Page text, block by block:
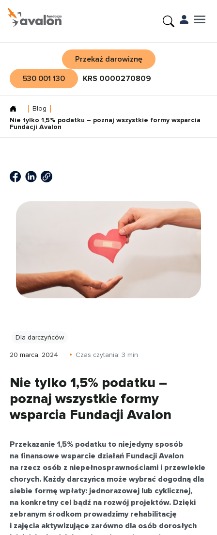
Przekaż darowiznę
530 001 130
KRS 0000270809
Blog
Nie tylko 1,5% podatku – poznaj wszystkie formy wsparcia
Fundacji Avalon
Dla darczyńców
20 marca, 2024 Czas czytania: 3 min
Nie tylko 1,5% podatku –
poznaj wszystkie formy
wsparcia Fundacji Avalon
Przekazanie 1,5% podatku to niejedyny sposób
na finansowe wsparcie działań Fundacji Avalon
na rzecz osób z niepełnosprawnościami i przewlekle
chorych. Każdy darczyńca może wybrać dogodną dla
siebie formę wpłaty: jednorazowej lub cyklicznej,
na konkretny cel bądź na rozwój projektów. Dzięki
zebranym środkom prowadzimy rehabilitację
i zajęcia aktywizujące zarówno dla osób dorosłych